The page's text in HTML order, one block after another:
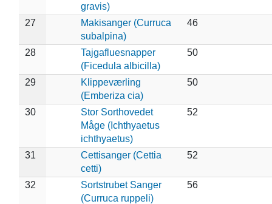
gravis)
27
Makisanger (Curruca
subalpina)
46
28
Tajgafluesnapper
(Ficedula albicilla)
50
29
Klippeværling
(Emberiza cia)
50
30
Stor Sorthovedet
Måge (Ichthyaetus
ichthyaetus)
52
31
Cettisanger (Cettia
cetti)
52
32
Sortstrubet Sanger
(Curruca ruppeli)
56